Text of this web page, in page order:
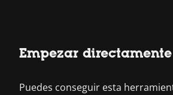
Empezar directamente
Puedes conseguir esta